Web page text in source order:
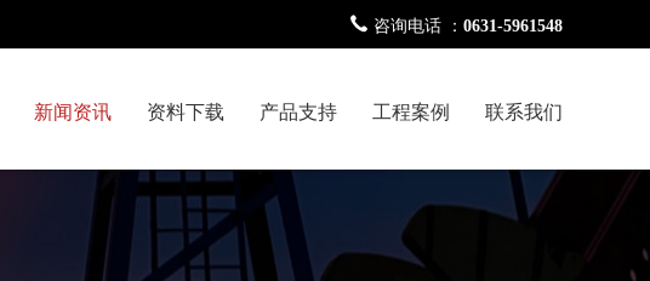
咨询电话 ： 0631-5961548
新闻资讯 资料下载 产品支持 工程案例 联系我们